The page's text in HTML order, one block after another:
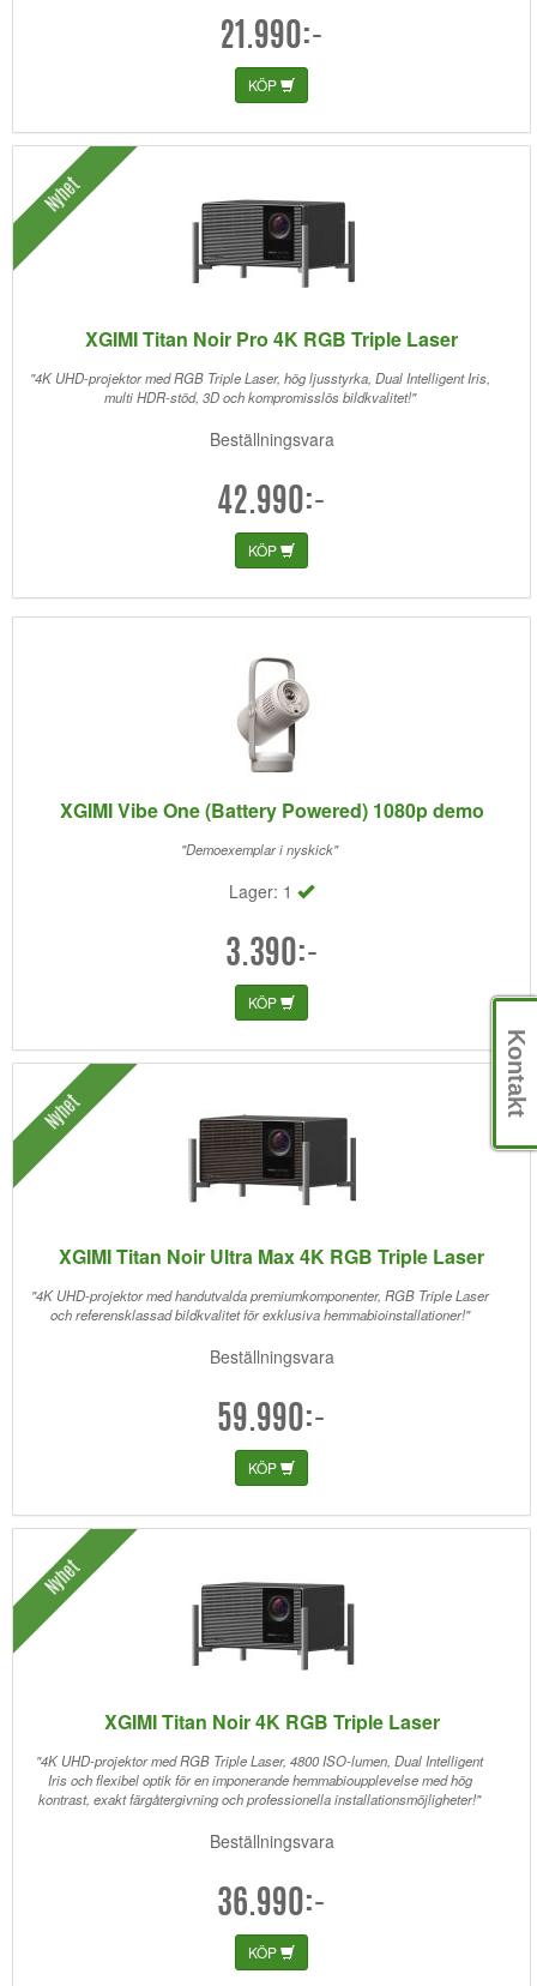
21.990:-
KÖP
Nyhet
XGIMI Titan Noir Pro 4K RGB Triple Laser
"4K UHD-projektor med RGB Triple Laser, hög ljusstyrka, Dual Intelligent Iris,
multi HDR-stöd, 3D och kompromisslös bildkvalitet!"
Beställningsvara
42.990:-
KÖP
XGIMI Vibe One (Battery Powered) 1080p demo
"Demoexemplar i nyskick"
Lager: 1
3.390:-
KÖP
Nyhet
XGIMI Titan Noir Ultra Max 4K RGB Triple Laser
"4K UHD-projektor med handutvalda premiumkomponenter, RGB Triple Laser
och referensklassad bildkvalitet för exklusiva hemmabioinstallationer!"
Beställningsvara
59.990:-
KÖP
Nyhet
XGIMI Titan Noir 4K RGB Triple Laser
"4K UHD-projektor med RGB Triple Laser, 4800 ISO-lumen, Dual Intelligent
Iris och flexibel optik för en imponerande hemmabioupplevelse med hög
kontrast, exakt färgåtergivning och professionella installationsmöjligheter!"
Beställningsvara
36.990:-
KÖP
Kontakt